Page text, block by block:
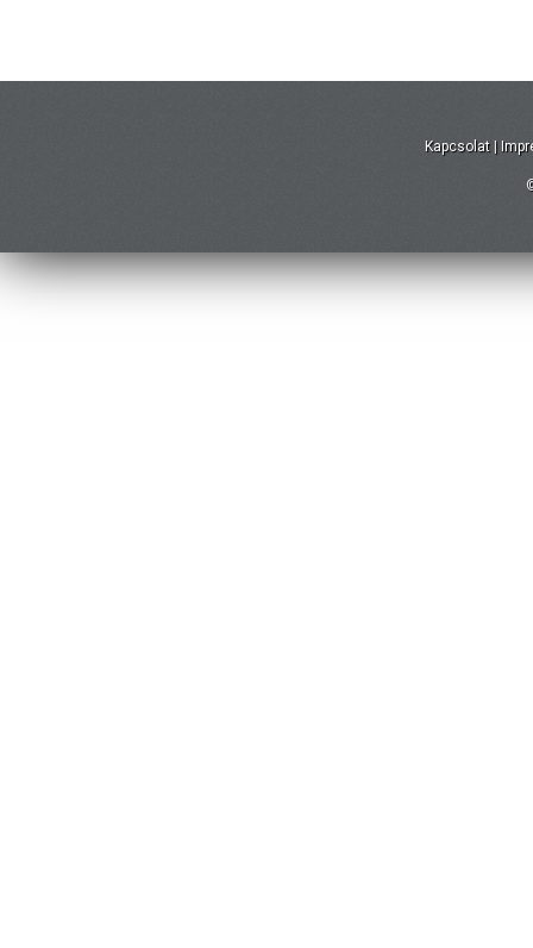
Kapcsolat |